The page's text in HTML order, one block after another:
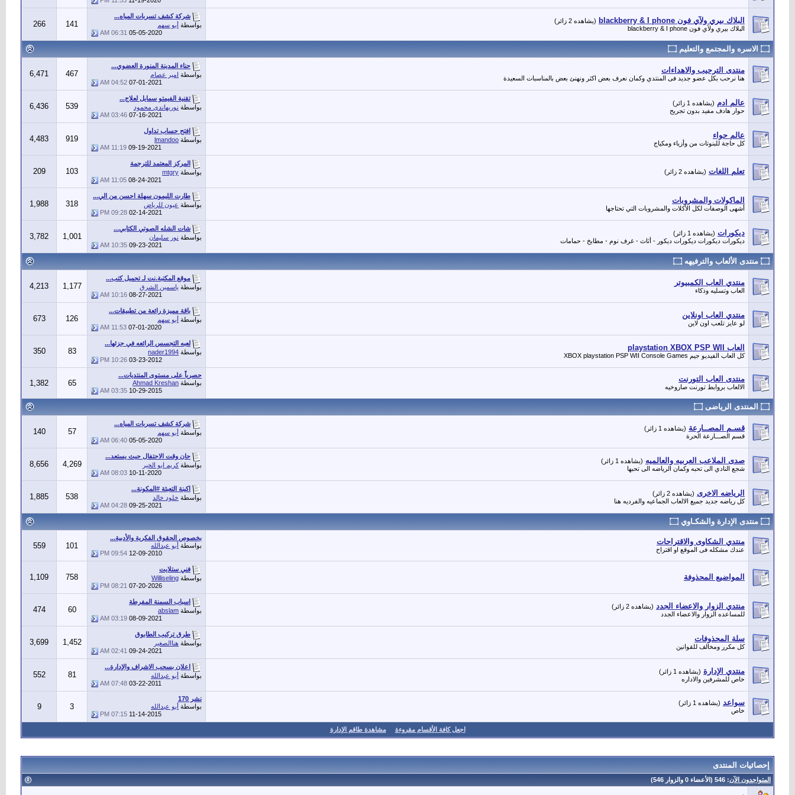
البلاك بيري ولآي فون blackberry & I phone
(يشاهده 2 زائر)
البلاك بيري ولآي فون blackberry & I phone
شركة كشف تسربات المياه...
بواسطة أبو سهم
05-05-2020
06:31 AM
141
266
۝ الاسره والمجتمع والتعليم ۝
منتدى الترحيب والاهداءات
هنا نرحب بكل عضو جديد فى المنتدي وكمان نعرف بعض اكثر ونهنئ بعض بالمناسبات السعيدة
حناء المدينة المنورة العضوي...
بواسطة امير عصام
07-01-2021
04:52 AM
467
6,471
عالم ادم (يشاهده 1 زائر)
حوار هادف مفيد بدون تجريح
تقنية الفيمتو سمايل لعلاج...
بواسطة نوريهاندى محمود
07-16-2021
03:46 AM
539
6,436
عالم حواء
كل حاجة للبنوتات من وأزياء ومكياج
افتح حساب تداول
بواسطة lmandoo
09-19-2021
11:19 AM
919
4,483
تعلم اللغات (يشاهده 2 زائر)
المركز المعتمد للترجمة
بواسطة mtgry
08-24-2021
11:05 AM
103
209
الماكولات والمشروبات
أشهى الوصفات لكل الأكلات والمشروبات التي تحتاجها
طارت الليمون سهلة احسن من الي...
بواسطة عيون للرياض
02-14-2021
09:28 PM
318
1,988
ديكورات (يشاهده 1 زائر)
ديكورات ديكورات ديكورات ديكور - أثاث - غرف نوم - مطابخ - حمامات
شات الشله الصوتي الكتابي...
بواسطة نور سليمان
09-23-2021
10:35 AM
1,001
3,782
۝ منتدى الألعاب والترفيهه ۝
منتدي العاب الكمبيوتر
العاب وتسليه وذكاء
موقع المكتبة.نت لـ تحميل كتب...
بواسطة ياسمين الشرق
08-27-2021
10:16 AM
1,177
4,213
منتدي العاب اونلاين
لو عايز تلعب اون لاين
باقة مميزة رائعة من تطبيقات...
بواسطة أبو سهم
07-01-2020
11:53 AM
126
673
العاب playstation XBOX PSP WII
كل العاب الفيديو جيم XBOX playstation PSP WII Console Games
لعبه التجسس الرائعه في جزئها...
بواسطة nader1994
03-23-2012
10:26 PM
83
350
منتدى العاب التورنت
الالعاب بروابط تورنت صاروخيه
حصرياً على مستوى المنتديات...
بواسطة Ahmad Kreshan
10-29-2015
03:35 AM
65
1,382
۝ المنتدى الرياضى ۝
قسـم المصــارعة (يشاهده 1 زائر)
قسم الصـــارعة الحرة
شركة كشف تسربات المياه...
بواسطة أبو سهم
05-05-2020
06:40 AM
57
140
صدى الملاعب العربيه والعالميه (يشاهده 1 زائر)
شجع النادي الى تحبه وكمان الرياضه الى تحبها
حان وقت الاحتفال حيث يستعد...
بواسطةكريم ابو الخير
10-11-2020
08:03 AM
4,269
8,656
الرياضه الاخرى (يشاهده 2 زائر)
كل رياضه جديد جميع الالعاب الجماعيه والفرديه هنا
اكينة التعبئة #المكونة...
بواسطة خلود خالد
09-25-2021
04:28 AM
538
1,885
۝ منتدى الإدارة والشكـاوي ۝
منتدي الشكاوى والاقتراحات
عندك مشكله فى الموقع او اقتراح
بخصوص الحقوق الفكرية والأدبية...
بواسطة أبو عبدالله
12-09-2010
09:54 PM
101
559
المواضيع المحذوفة
فني ستلايت
بواسطة Williseling
07-20-2026
08:21 PM
758
1,109
منتدي الزوار والاعضاء الجدد (يشاهده 2 زائر)
للمساعده الزوار والاعضاء الجدد
اسباب السمنة المفرطة
بواسطة abslam
08-09-2021
03:19 AM
60
474
سلة المحذوفات
كل مكرر ومخالف للقوانين
طرق تركيب الطابوق
بواسطة هناالصغير
09-24-2021
02:41 AM
1,452
3,699
منتدي الإدارة (يشاهده 1 زائر)
خاص للمشرفين والاداره
اعلان بسحب الاشراف والإدارة...
بواسطة أبو عبدالله
03-22-2011
07:48 AM
81
552
سواعد (يشاهده 1 زائر)
خاص
نشر 170
بواسطة أبو عبدالله
11-14-2015
07:15 PM
3
9
اجعل كافة الأقسام مقروءة مشاهدة طاقم الإدارة
إحصائيات المنتدى
المتواجدون الآن: 546 (الأعضاء 0 والزوار 546)